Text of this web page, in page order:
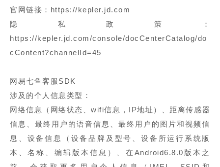
官网链接：https://kepler.jd.com
隐私政策：
https://kepler.jd.com/console/docCenterCatalog/do
cContent?channelId=45
网易七鱼客服SDK
涉及的个人信息类型：
网络信息（网络状态、wifi信息，IP地址）、距离传感器
信息、最终用户的语音信息、最终用户的图片和视频信
息、设备信息（设备品牌及型号、设备所运行系统版
本、名称、编辑版本信息）、在Android6.8.0版本之